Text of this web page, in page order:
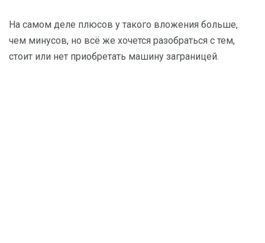
На самом деле плюсов у такого вложения больше,
чем минусов, но всё же хочется разобраться с тем,
стоит или нет приобретать машину заграницей.